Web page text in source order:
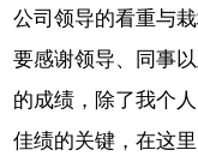
公司领导的看重与
要感谢领导、同事
的成绩，除了我个
佳绩的关键，在这